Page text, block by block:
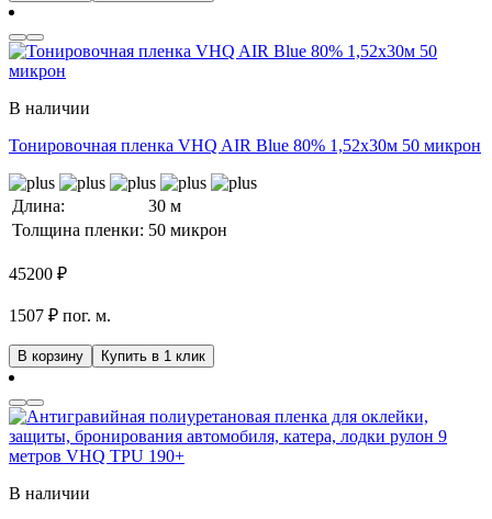
В наличии
Тонировочная пленка VHQ AIR Blue 80% 1,52x30м 50 микрон
Длина:
30 м
Толщина пленки: 50 микрон
45200 ₽
1507 ₽ пог. м.
В корзину Купить в 1 клик
В наличии